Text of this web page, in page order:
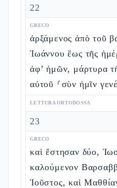
22
GRECO
ἀρξάμενος ἀπὸ τοῦ
Ἰωάννου ἕως τῆς
ἀφ’ ἡμῶν, μάρτυρα
αὐτοῦ ⸂σὺν ἡμῖν
LETTURA ORTODOSSA
23
GRECO
καὶ ἔστησαν δύο,
καλούμενον
Ἰοῦστος, καὶ